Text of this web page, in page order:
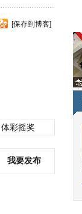
[保存到博客]
体彩摇奖
我要发布